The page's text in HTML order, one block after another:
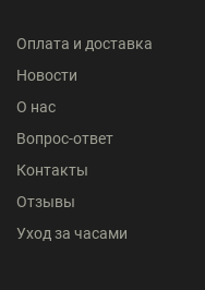
Оплата и доставка
Новости
О нас
Вопрос-ответ
Контакты
Отзывы
Уход за часами